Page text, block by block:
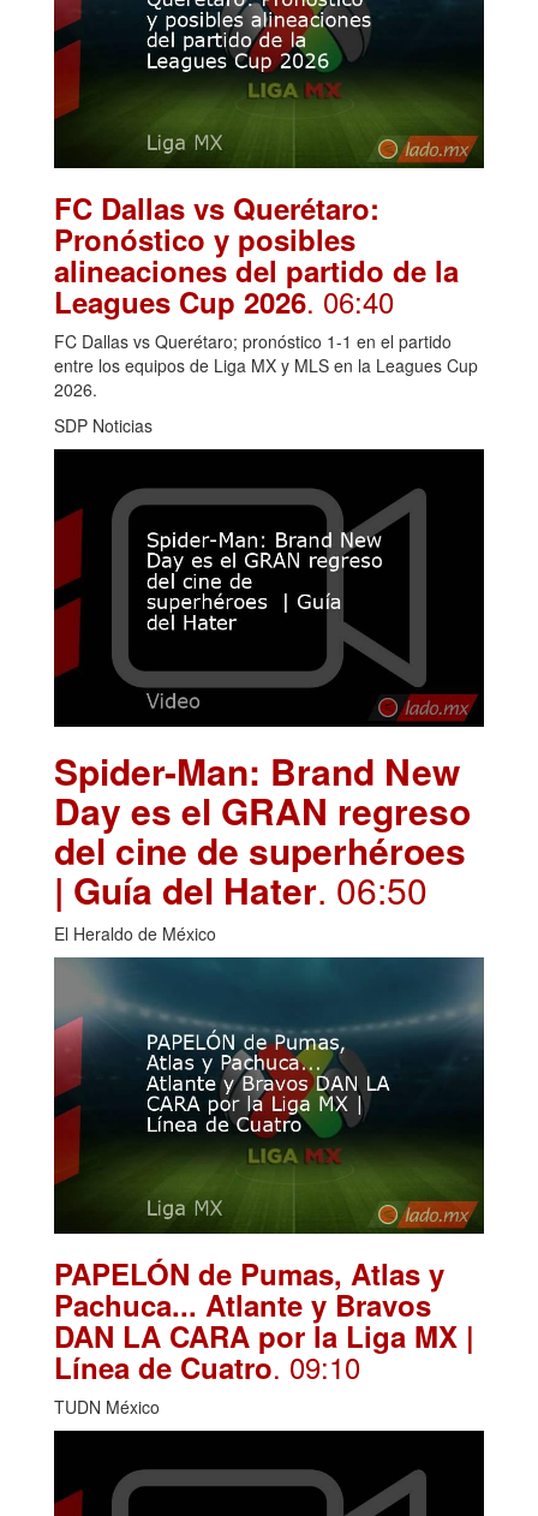
FC Dallas vs Querétaro:
Pronóstico y posibles
alineaciones del partido de la
Leagues Cup 2026. 06:40
FC Dallas vs Querétaro; pronóstico 1-1 en el partido
entre los equipos de Liga MX y MLS en la Leagues Cup
2026.
SDP Noticias
Spider-Man: Brand New
Day es el GRAN regreso
del cine de superhéroes
| Guía del Hater. 06:50
El Heraldo de México
PAPELÓN de Pumas, Atlas y
Pachuca... Atlante y Bravos
DAN LA CARA por la Liga MX |
Línea de Cuatro. 09:10
TUDN México